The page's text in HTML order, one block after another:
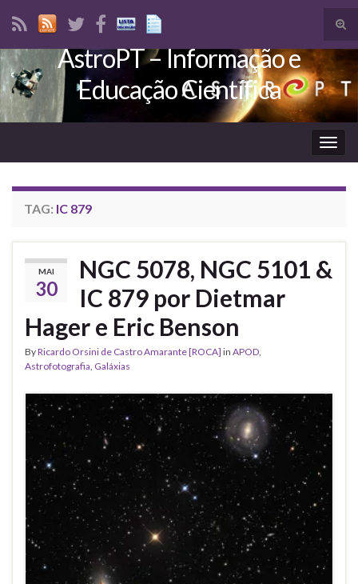
Search for:
AstroPT – Informação e
Educação Científica
TAG: IC 879
MAI
30
NGC 5078, NGC 5101 &
IC 879 por Dietmar
Hager e Eric Benson
ByRicardo Orsini de Castro Amarante [ROCA] in APOD,
Astrofotografia, Galáxias